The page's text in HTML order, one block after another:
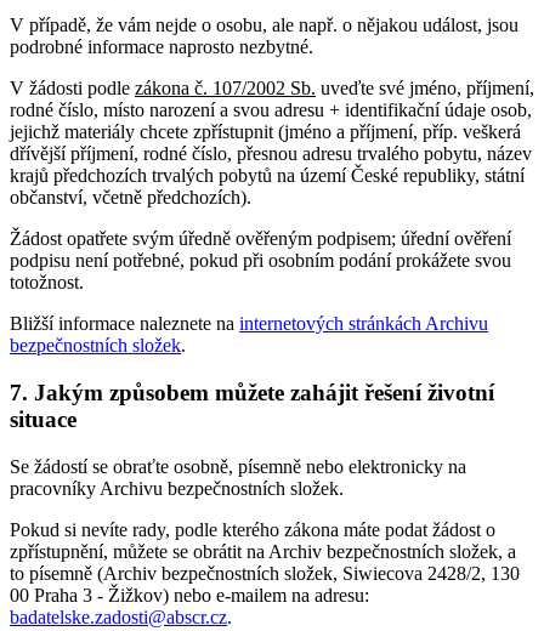
V případě, že vám nejde o osobu, ale např. o nějakou událost, jsou
podrobné informace naprosto nezbytné.
V žádosti podle zákona č. 107/2002 Sb. uveďte své jméno, příjmení,
rodné číslo, místo narození a svou adresu + identifikační údaje osob,
jejichž materiály chcete zpřístupnit (jméno a příjmení, příp. veškerá
dřívější příjmení, rodné číslo, přesnou adresu trvalého pobytu, název
krajů předchozích trvalých pobytů na území České republiky, státní
občanství, včetně předchozích).
Žádost opatřete svým úředně ověřeným podpisem; úřední ověření
podpisu není potřebné, pokud při osobním podání prokážete svou
totožnost.
Bližší informace naleznete na internetových stránkách Archivu
bezpečnostních složek.
7. Jakým způsobem můžete zahájit řešení životní
situace
Se žádostí se obraťte osobně, písemně nebo elektronicky na
pracovníky Archivu bezpečnostních složek.
Pokud si nevíte rady, podle kterého zákona máte podat žádost o
zpřístupnění, můžete se obrátit na Archiv bezpečnostních složek, a
to písemně (Archiv bezpečnostních složek, Siwiecova 2428/2, 130
00 Praha 3 - Žižkov) nebo e-mailem na adresu:
badatelske.zadosti@abscr.cz.